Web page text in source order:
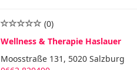
(0)
Wellness & Therapie Haslauer
Moosstraße 131, 5020 Salzburg